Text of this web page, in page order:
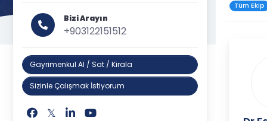
Bizi Arayın
+903122151512
Gayrimenkul Al / Sat / Kirala
Sizinle Çalışmak İstiyorum
Tüm Ekip